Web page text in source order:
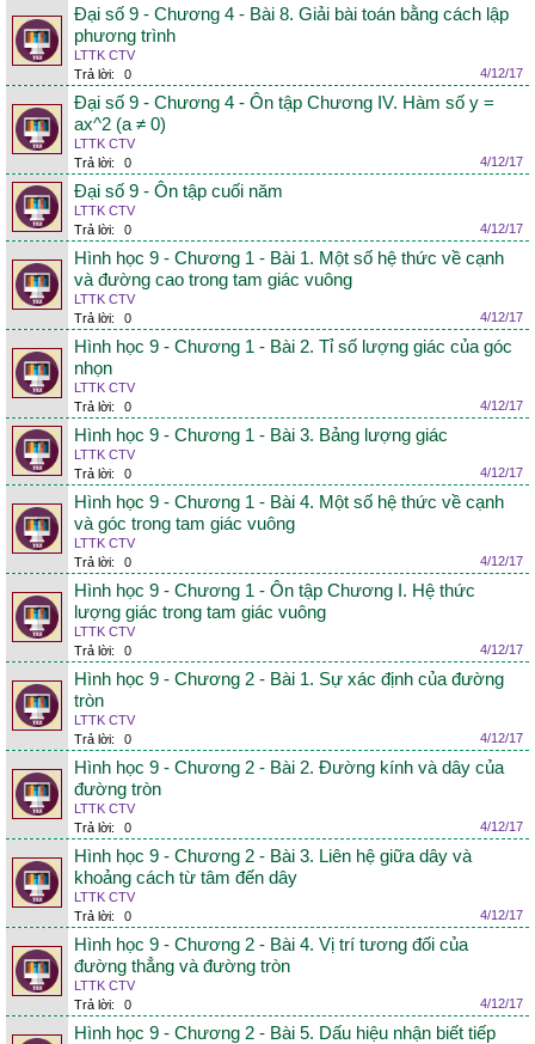
Đại số 9 - Chương 4 - Bài 8. Giải bài toán bằng cách lập
phương trình
LTTK CTV
Trả lời:
0 4/12/17
Đại số 9 - Chương 4 - Ôn tập Chương IV. Hàm số y =
ax^2 (a ≠ 0)
LTTK CTV
Trả lời:
0 4/12/17
Đại số 9 - Ôn tập cuối năm
LTTK CTV
Trả lời:
0 4/12/17
Hình học 9 - Chương 1 - Bài 1. Một số hệ thức về cạnh
và đường cao trong tam giác vuông
LTTK CTV
Trả lời:
0 4/12/17
Hình học 9 - Chương 1 - Bài 2. Tỉ số lượng giác của góc
nhọn
LTTK CTV
Trả lời:
0 4/12/17
Hình học 9 - Chương 1 - Bài 3. Bảng lượng giác
LTTK CTV
Trả lời:
0 4/12/17
Hình học 9 - Chương 1 - Bài 4. Một số hệ thức về cạnh
và góc trong tam giác vuông
LTTK CTV
Trả lời:
0 4/12/17
Hình học 9 - Chương 1 - Ôn tập Chương I. Hệ thức
lượng giác trong tam giác vuông
LTTK CTV
Trả lời:
0 4/12/17
Hình học 9 - Chương 2 - Bài 1. Sự xác định của đường
tròn
LTTK CTV
Trả lời:
0 4/12/17
Hình học 9 - Chương 2 - Bài 2. Đường kính và dây của
đường tròn
LTTK CTV
Trả lời:
0 4/12/17
Hình học 9 - Chương 2 - Bài 3. Liên hệ giữa dây và
khoảng cách từ tâm đến dây
LTTK CTV
Trả lời:
0 4/12/17
Hình học 9 - Chương 2 - Bài 4. Vị trí tương đối của
đường thẳng và đường tròn
LTTK CTV
Trả lời:
0 4/12/17
Hình học 9 - Chương 2 - Bài 5. Dấu hiệu nhận biết tiếp